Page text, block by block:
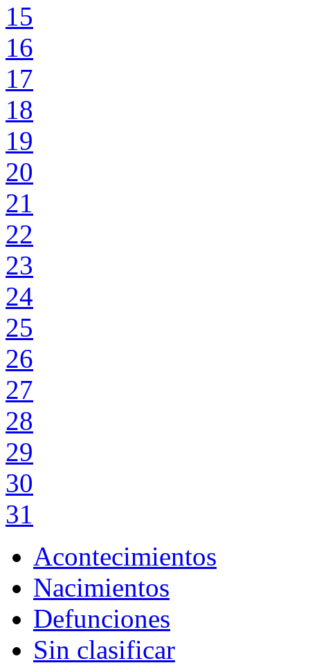
15
16
17
18
19
20
21
22
23
24
25
26
27
28
29
30
31
Acontecimientos
Nacimientos
Defunciones
Sin clasificar